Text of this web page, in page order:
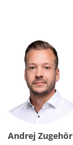
Andrej Zugehör